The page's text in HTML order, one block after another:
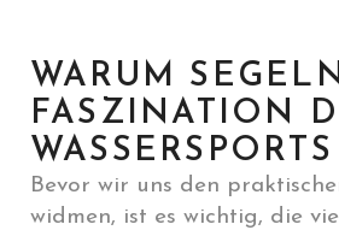
WARUM
FASZINATION
WASSERSPORTS
Bevor wir uns den
widmen, ist es wichtig, die